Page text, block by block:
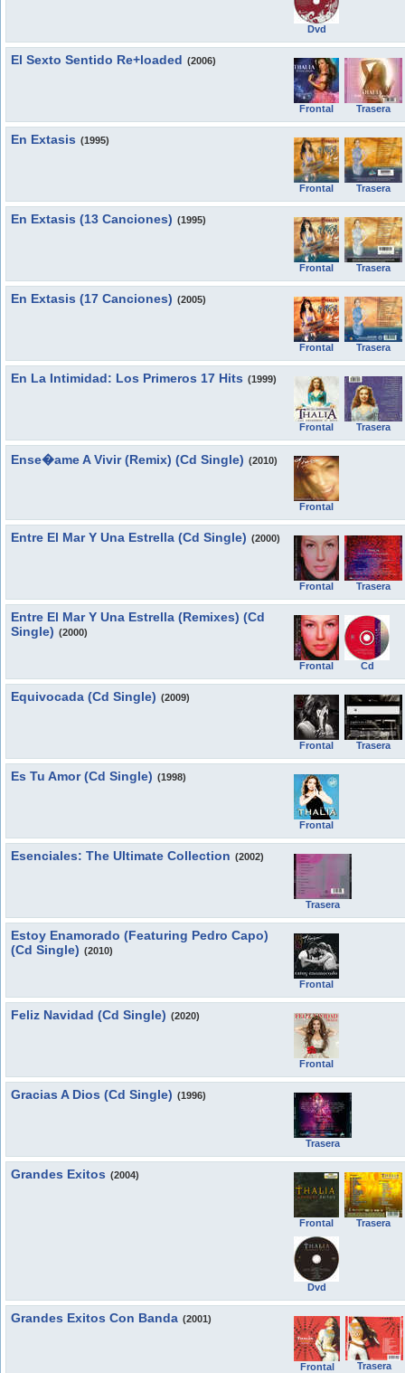
Dvd
El Sexto Sentido Re+loaded (2006)
Frontal Trasera
En Extasis (1995)
Frontal Trasera
En Extasis (13 Canciones) (1995)
Frontal Trasera
En Extasis (17 Canciones) (2005)
Frontal Trasera
En La Intimidad: Los Primeros 17 Hits (1999)
Frontal Trasera
Ense�ame A Vivir (Remix) (Cd Single) (2010)
Frontal
Entre El Mar Y Una Estrella (Cd Single) (2000)
Frontal Trasera
Entre El Mar Y Una Estrella (Remixes) (Cd
Single) (2000)
Frontal Cd
Equivocada (Cd Single) (2009)
Frontal Trasera
Es Tu Amor (Cd Single) (1998)
Frontal
Esenciales: The Ultimate Collection (2002)
Trasera
Estoy Enamorado (Featuring Pedro Capo)
(Cd Single) (2010)
Frontal
Feliz Navidad (Cd Single) (2020)
Frontal
Gracias A Dios (Cd Single) (1996)
Trasera
Grandes Exitos (2004)
Frontal Trasera
Dvd
Grandes Exitos Con Banda (2001)
Frontal Trasera